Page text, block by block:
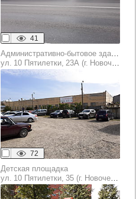
41
Административно-бытовое здание
ул. 10 Пятилетки, 23А (г. Новочебоксарск)
72
Детская площадка
ул. 10 Пятилетки, 35 (г. Новочебоксарск)